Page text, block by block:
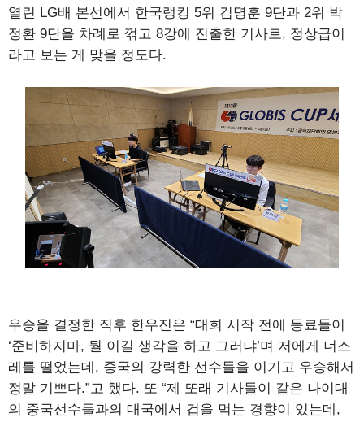
열린 LG배 본선에서 한국랭킹 5위 김명훈 9단과 2위 박
정환 9단을 차례로 꺾고 8강에 진출한 기사로, 정상급이
라고 보는 게 맞을 정도다.
우승을 결정한 직후 한우진은 “대회 시작 전에 동료들이
‘준비하지마, 뭘 이길 생각을 하고 그러냐’며 저에게 너스
레를 떨었는데, 중국의 강력한 선수들을 이기고 우승해서
정말 기쁘다.”고 했다. 또 “제 또래 기사들이 같은 나이대
의 중국선수들과의 대국에서 겁을 먹는 경향이 있는데,